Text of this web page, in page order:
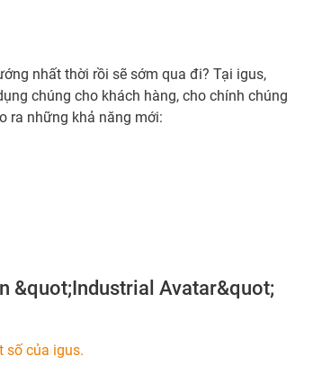
nhất thời rồi sẽ sớm qua đi? Tại igus,
chúng cho khách hàng, cho chính chúng
ra những khả năng mới:
&quot;Industrial Avatar&quot;
số của igus.